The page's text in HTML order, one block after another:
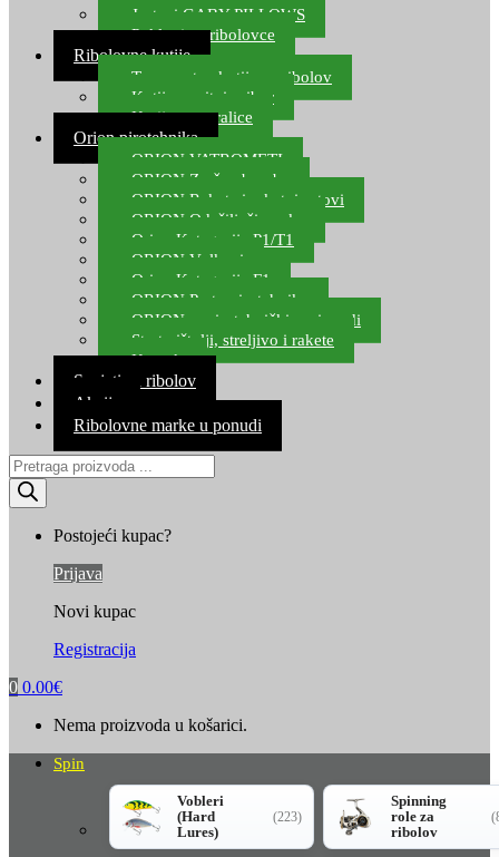
Jastuci GABY PILLOWS
Pokloni za ribolovce
Ribolovne kutije
Transportne kutije za ribolov
Kutije za sitni pribor
Kutije za varalice
Orion pirotehnika
ORION VATROMETI
ORION Zračne bombe
ORION Rakete i raketni setovi
ORION Odašiljači zvuka
Orion Kategorija P1/T1
ORION Vulkani
Orion Kategorija F1
ORION Party pirotehnika
ORION nepirotehnički proizvodi
Start pištolji, streljivo i rakete
Kontakt
Savjeti za ribolov
Akcija
Ribolovne marke u ponudi
Products
search
Postojeći kupac?
Prijava
Novi kupac
Registracija
0 0.00€
Nema proizvoda u košarici.
Spin
Vobleri
(Hard
Lures)
(223)
Spinning
role za
ribolov